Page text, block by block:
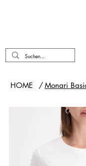
HOME / Monari